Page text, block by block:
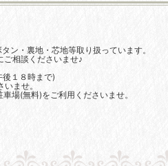
ン・裏地・芯地等取り扱っています。
相談くださいませ♪
１８時まで)
ませ。
場(無料)をご利用くださいませ。